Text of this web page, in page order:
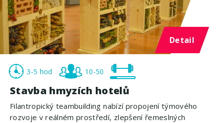
Detail
3-5 hod 10-50
Stavba hmyzích hotelů
Filantropický teambuilding nabízí propojení týmového
rozvoje v reálném prostředí, zlepšení řemeslných